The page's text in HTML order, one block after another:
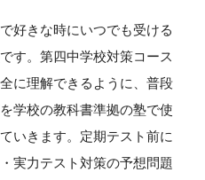
好きな時にいつでも受ける
す。第四中学校対策コース
に理解できるように、普段
学校の教科書準拠の塾で使
いきます。定期テスト前に
実力テスト対策の予想問題